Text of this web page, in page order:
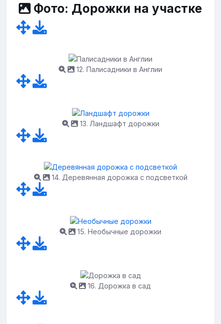
Фото: Дорожки на участке
12. Палисадники в Англии
13. Ландшафт дорожки
14. Деревянная дорожка с подсветкой
15. Необычные дорожки
16. Дорожка в сад